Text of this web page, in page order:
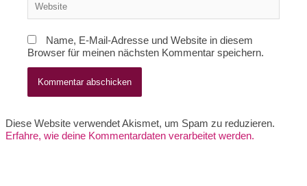
Name, E-Mail-Adresse und Website in diesem
Browser für meinen nächsten Kommentar speichern.
Diese Website verwendet Akismet, um Spam zu reduzieren.
Erfahre, wie deine Kommentardaten verarbeitet werden.